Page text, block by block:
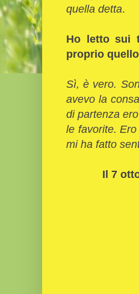
quella detta.
Ho letto sui
proprio
Sì, è vero.
avevo la
di partenza
le favorite.
mi ha fatto
Il 7